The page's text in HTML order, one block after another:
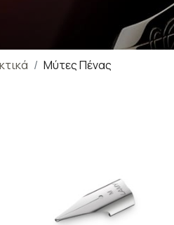
Μύτες Πένας